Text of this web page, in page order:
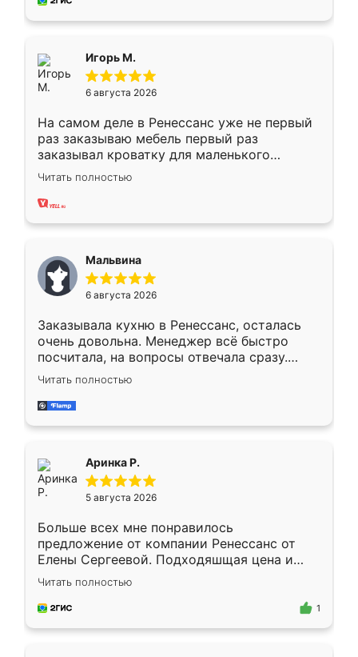
Игорь М.
6 августа 2026
На самом деле в Ренессанс уже не первый
раз заказываю мебель первый раз
заказывал кроватку для маленького
ребёнка при его рождении ,во второй раз
заказал шкаф-купе. По качеству очень
хорошее сборка достаточно быстрая,
меньше, здесь же он более разнообразный.
Мне нравится ,если что-то потребуется из
мебели буду заказывать только здесь.
Читать полностью
Мальвина
6 августа 2026
Заказывала кухню в Ренессанс, осталась
очень довольна. Менеджер всё быстро
посчитала, на вопросы отвечала сразу.
Замерщик приехал в субботу, подошёл к
делу со всей ответственностью. Собрали
за день, ребята работали аккуратно, даже
Читать полностью
Аринка Р.
5 августа 2026
Больше всех мне понравилось
предложение от компании Ренессанс от
Елены Сергеевой. Подходяшщая цена и
короткие сроки изготовления. Приехавший
для замера сотрудник Владислав
предложил по моему эскизу самый
Читать полностью
1